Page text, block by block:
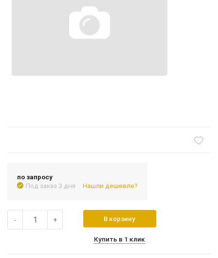
по запросу
Под заказ 3 дня
Нашли дешевле?
- + В корзину
Купить в 1 клик